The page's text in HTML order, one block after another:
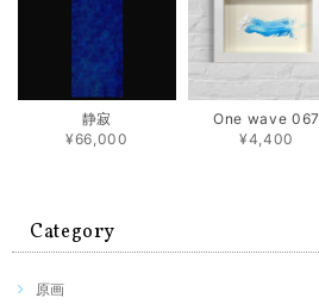
静寂
¥66,000
One wave 067
¥4,400
Category
原画